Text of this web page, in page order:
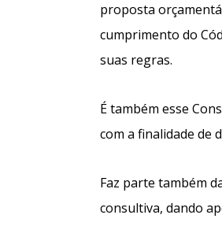
proposta
cumprimento do
suas regras.
É também esse
com a finalidade de
Faz parte também
consultiva, dando